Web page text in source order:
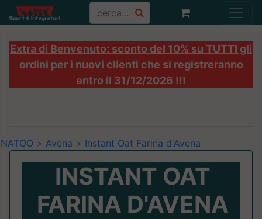
Extra di Benvenuto: sconto del 10% su TUTTI gli
ordini per i nuovi clienti che si registreranno
entro il 31/12/2026 !!!
NATOO > Avena > Instant Oat Farina d'Avena
INSTANT OAT
FARINA D'AVENA